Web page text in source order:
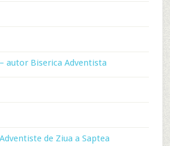
autor Biserica Adventista
de Ziua a Saptea